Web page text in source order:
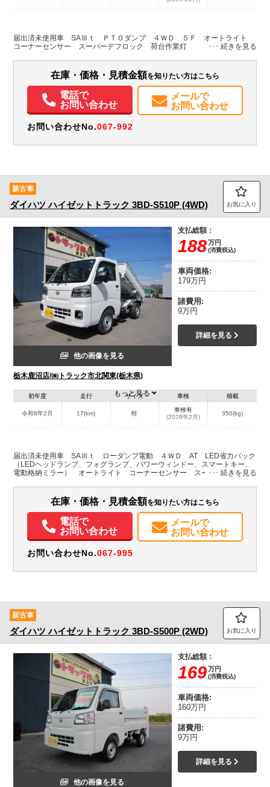
栃木県 -
W:1,470
H:1,830
無
装備情報
メンテナンスノート（保証書）
届出済未使用車 SAⅢｔ ＰＴＯダンプ ４ＷＤ ５Ｆ オートライト
コーナーセンサー スーパーデフロック 荷台作業灯
在庫・価格・見積金額を知りたい方はこちら
電話で
お問い合わせ
メールで
お問い合わせ
お問い合わせNo.067-992
新古車
ダイハツ ハイゼットトラック 3BD-S510P (4WD) お気に入り
他の画像を見る
栃木鹿沼店/㈱トラック市北関東(栃木県)
支払総額：
188万円
(消費税込)
車両価格:
179万円
諸費用:
9万円
詳細を見る
初年度
令和8年2月
走行
17(km)
サイズ
軽
車検
車検有
(2028年2月)
積載
350(kg)
栃木県 -
W:1,470
H:1,780
無
パワステ パワーウィンドウ ABS エアバッグ
集中ドアロック
電動格納ミラー
取扱説明書（一部含む） メンテナンスノート（保証書）
もっと見る
届出済未使用車 SAⅢｔ ローダンプ電動 ４ＷＤ AT LED省力パック
（LEDヘッドランプ、フォグランプ、パワーウィンドー、スマートキー、
電動格納ミラー） オートライト コーナーセンサー スーパーデフロッ
在庫・価格・見積金額を知りたい方はこちら
電話で
お問い合わせ
メールで
お問い合わせ
お問い合わせNo.067-995
新古車
ダイハツ ハイゼットトラック 3BD-S500P (2WD) お気に入り
他の画像を見る
支払総額：
169万円
(消費税込)
車両価格:
160万円
諸費用:
9万円
詳細を見る